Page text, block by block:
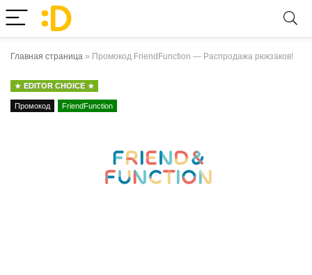
Главная страница » Промокод FriendFunction — Распродажа рюкзаков!
EDITOR CHOICE
Промокод FriendFunction